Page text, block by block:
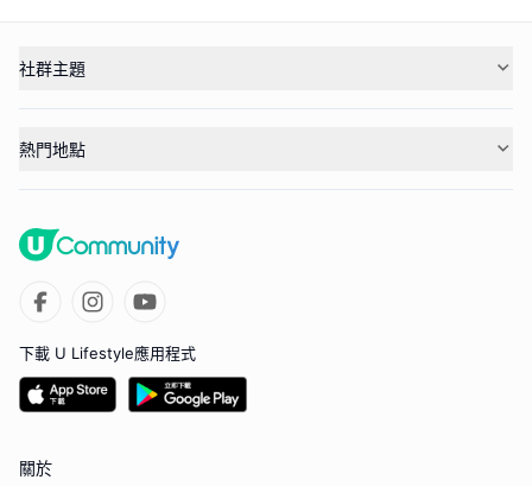
社群主題
熱門地點
下載 U Lifestyle應用程式
關於